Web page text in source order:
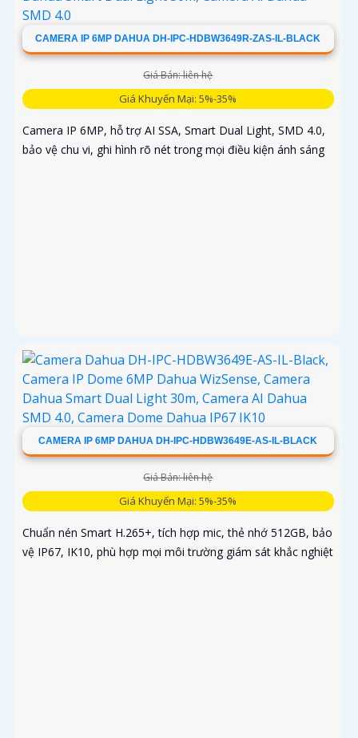
CAMERA IP 6MP DAHUA DH-IPC-HDBW3649R-ZAS-IL-BLACK
Giá Bán: liên hệ
Giá Khuyến Mại: 5%-35%
Camera IP 6MP, hỗ trợ AI SSA, Smart Dual Light, SMD 4.0,
bảo vệ chu vi, ghi hình rõ nét trong mọi điều kiện ánh sáng
CAMERA IP 6MP DAHUA DH-IPC-HDBW3649E-AS-IL-BLACK
Giá Bán: liên hệ
Giá Khuyến Mại: 5%-35%
Chuẩn nén Smart H.265+, tích hợp mic, thẻ nhớ 512GB, bảo
vệ IP67, IK10, phù hợp mọi môi trường giám sát khắc nghiệt